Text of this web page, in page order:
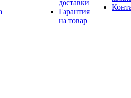
доставки
Гарантия
на товар